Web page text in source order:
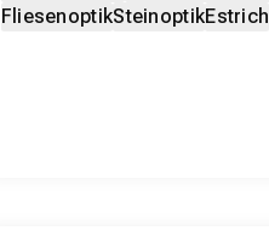
FliesenoptikSteinoptikEstrich